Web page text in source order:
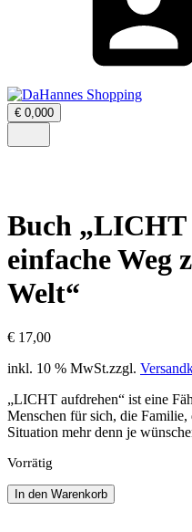
€ 0,000Warenkorb
öffnen
Menü
Buch „LICHT
einfache Weg
Welt“
€ 17,00
inkl. 10 % MwSt.zzgl.
„LICHT aufdrehen“ ist eine
Menschen für sich, die
Situation mehr denn je
Vorrätig
Buch
"LICHT
In den Warenkorb